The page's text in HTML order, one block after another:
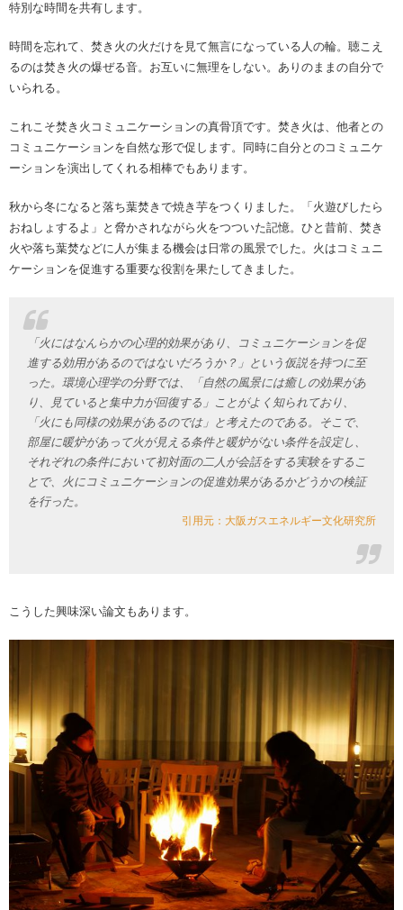
特別な時間を共有します。
時間を忘れて、焚き火の火だけを見て無言になっている人の輪。聴こえ
るのは焚き火の爆ぜる音。お互いに無理をしない。ありのままの自分で
いられる。
これこそ焚き火コミュニケーションの真骨頂です。焚き火は、他者との
コミュニケーションを自然な形で促します。同時に自分とのコミュニケ
ーションを演出してくれる相棒でもあります。
秋から冬になると落ち葉焚きで焼き芋をつくりました。「火遊びしたら
おねしょするよ」と脅かされながら火をつついた記憶。ひと昔前、焚き
火や落ち葉焚などに人が集まる機会は日常の風景でした。火はコミュニ
ケーションを促進する重要な役割を果たしてきました。
「火にはなんらかの心理的効果があり、コミュニケーションを促
進する効用があるのではないだろうか？」という仮説を持つに至
った。環境心理学の分野では、「自然の風景には癒しの効果があ
り、見ていると集中力が回復する」ことがよく知られており、
「火にも同様の効果があるのでは」と考えたのである。そこで、
部屋に暖炉があって火が見える条件と暖炉がない条件を設定し、
それぞれの条件において初対面の二人が会話をする実験をするこ
とで、火にコミュニケーションの促進効果があるかどうかの検証
を行った。
引用元：大阪ガスエネルギー文化研究所
こうした興味深い論文もあります。